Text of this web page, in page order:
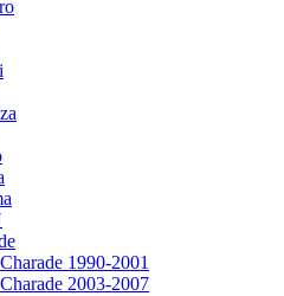
Charade 1990-2001
Charade 2003-2007